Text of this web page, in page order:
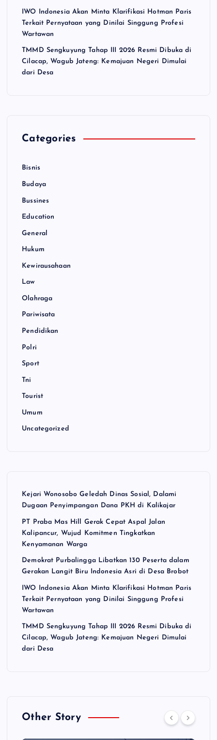
IWO Indonesia Akan Minta Klarifikasi Hotman Paris
Terkait Pernyataan yang Dinilai Singgung Profesi
Wartawan
TMMD Sengkuyung Tahap III 2026 Resmi Dibuka di
Cilacap, Wagub Jateng: Kemajuan Negeri Dimulai
dari Desa
Categories
Bisnis
Budaya
Bussines
Education
General
Hukum
Kewirausahaan
Law
Olahraga
Pariwisata
Pendidikan
Polri
Sport
Tni
Tourist
Umum
Uncategorized
Kejari Wonosobo Geledah Dinas Sosial, Dalami
Dugaan Penyimpangan Dana PKH di Kalikajar
PT Praba Mas Hill Gerak Cepat Aspal Jalan
Kalipancur, Wujud Komitmen Tingkatkan
Kenyamanan Warga
Demokrat Purbalingga Libatkan 130 Peserta dalam
Gerakan Langit Biru Indonesia Asri di Desa Brobot
IWO Indonesia Akan Minta Klarifikasi Hotman Paris
Terkait Pernyataan yang Dinilai Singgung Profesi
Wartawan
TMMD Sengkuyung Tahap III 2026 Resmi Dibuka di
Cilacap, Wagub Jateng: Kemajuan Negeri Dimulai
dari Desa
Other Story